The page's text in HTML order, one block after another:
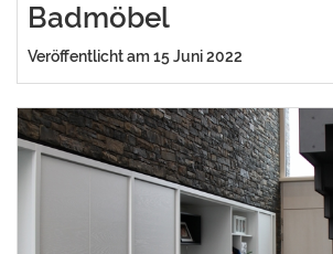
Badmöbel
Veröffentlicht am 15 Juni 2022